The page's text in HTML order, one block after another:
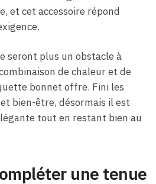
et cet accessoire répond
seront plus un obstacle à
de chaleur et de
bonnet offre. Fini les
bien-être, désormais il est
tout en restant bien au
une tenue